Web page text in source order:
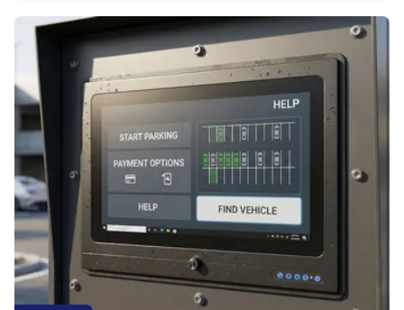
الوقت ...